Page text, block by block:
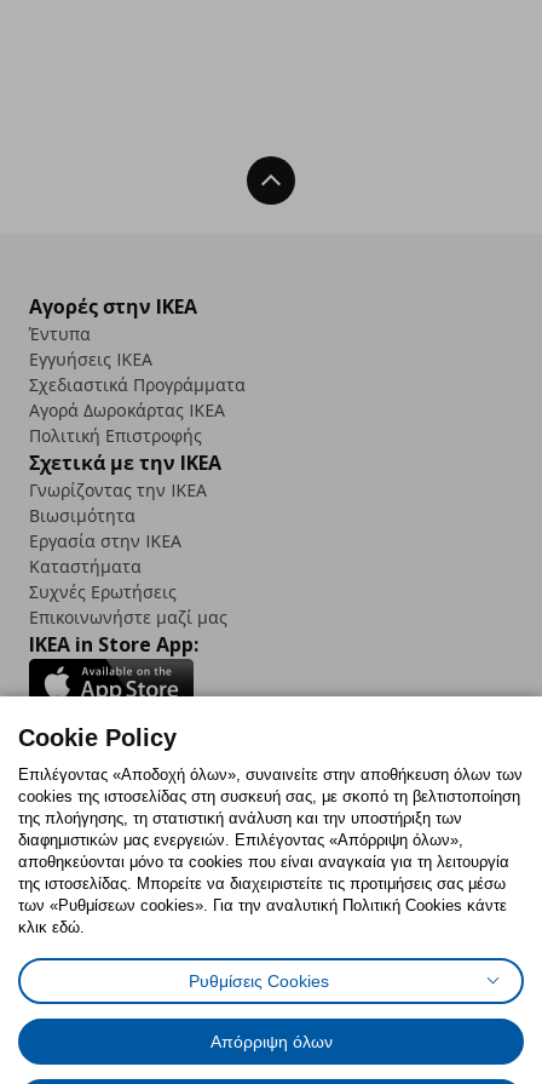
Back To Top
Αγορές στην IKEA
Έντυπα
Εγγυήσεις IKEA
Σχεδιαστικά Προγράμματα
Αγορά Δωρoκάρτας IKEA
Πολιτική Επιστροφής
Σχετικά με την IKEA
Γνωρίζοντας την IKEA
Βιωσιμότητα
Εργασία στην IKEA
Καταστήματα
Συχνές Ερωτήσεις
Επικοινωνήστε μαζί μας
IKEA in Store App:
Follow us:
FacebookInstagram
TikTokYoutubePinterestTwitter
Πολιτική CookiesΔήλωση ψηφιακής προσβασιμότητας
Ρυθμίσεις cookiesΌροι Χρήσης
Γενική Πολιτική Προσωπικών Δεδομένων
Πολιτική Προσωπικών Δεδομένων για ΙΚΕΑ.gr
Κώδικας Καταναλωτικής Δεοντολογίας
Cookie Policy
Επιλέγοντας «Αποδοχή όλων», συναινείτε στην αποθήκευση όλων των
cookies της ιστοσελίδας στη συσκευή σας, με σκοπό τη βελτιστοποίηση
της πλοήγησης, τη στατιστική ανάλυση και την υποστήριξη των
διαφημιστικών μας ενεργειών. Επιλέγοντας «Απόρριψη όλων»,
αποθηκεύονται μόνο τα cookies που είναι αναγκαία για τη λειτουργία
της ιστοσελίδας. Μπορείτε να διαχειριστείτε τις προτιμήσεις σας μέσω
των «Ρυθμίσεων cookies». Για την αναλυτική Πολιτική Cookies κάντε
κλικ εδώ.
Ρυθμίσεις Cookies
Απόρριψη όλων